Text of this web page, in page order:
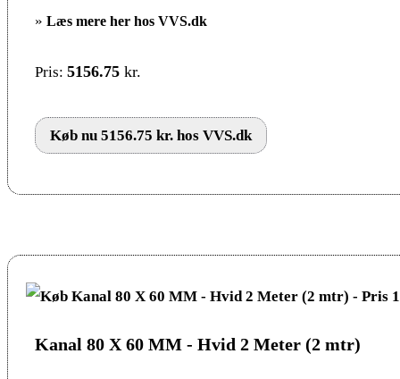
» Læs mere her hos VVS.dk
Pris: 5156.75 kr.
Køb nu 5156.75 kr. hos VVS.dk
Kanal 80 X 60 MM - Hvid 2 Meter (2 mtr)